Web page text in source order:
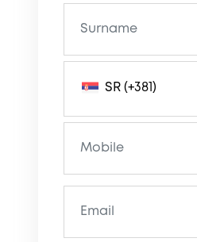
SR (+381)